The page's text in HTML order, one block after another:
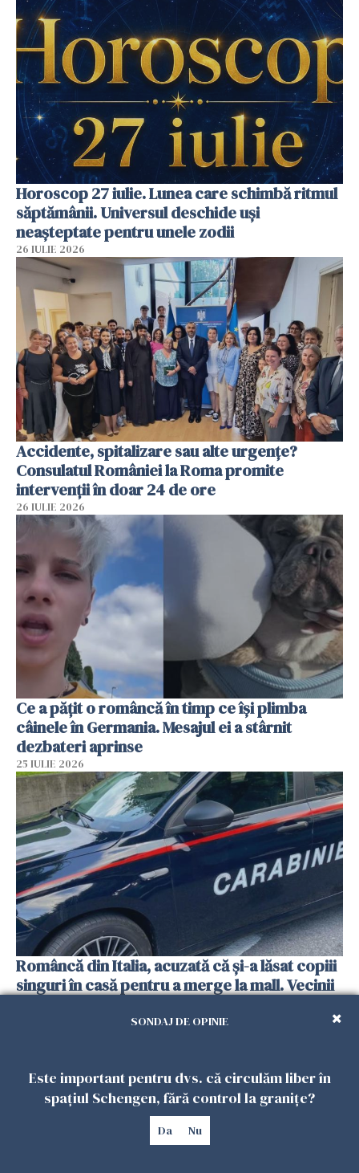
Horoscop 27 iulie. Lunea care schimbă ritmul
săptămânii. Universul deschide uși
neașteptate pentru unele zodii
26 IULIE 2026
Accidente, spitalizare sau alte urgențe?
Consulatul României la Roma promite
intervenții în doar 24 de ore
26 IULIE 2026
Ce a pățit o româncă în timp ce își plimba
câinele în Germania. Mesajul ei a stârnit
dezbateri aprinse
25 IULIE 2026
Româncă din Italia, acuzată că și-a lăsat copiii
singuri în casă pentru a merge la mall. Vecinii
SONDAJ DE OPINIE
Este important pentru dvs. că circulăm liber în
spațiul Schengen, fără control la granițe?
Da Nu